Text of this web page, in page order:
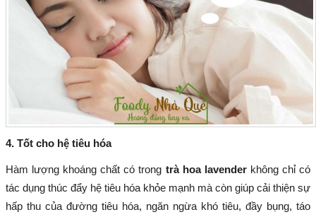
4. Tốt cho hệ tiêu hóa
Hàm lượng khoáng chất có trong trà hoa lavenderkhông chỉ có
tác dụng thúc đẩy hệ tiêu hóa khỏe mạnh mà còn giúp cải thiện sự
hấp thu của đường tiêu hóa, ngăn ngừa khó tiêu, đầy bụng, táo